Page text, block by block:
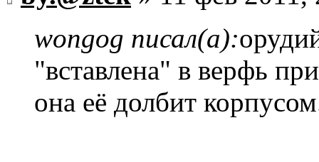
wongog писал(а):
"вставлена" в верфь
она её долбит